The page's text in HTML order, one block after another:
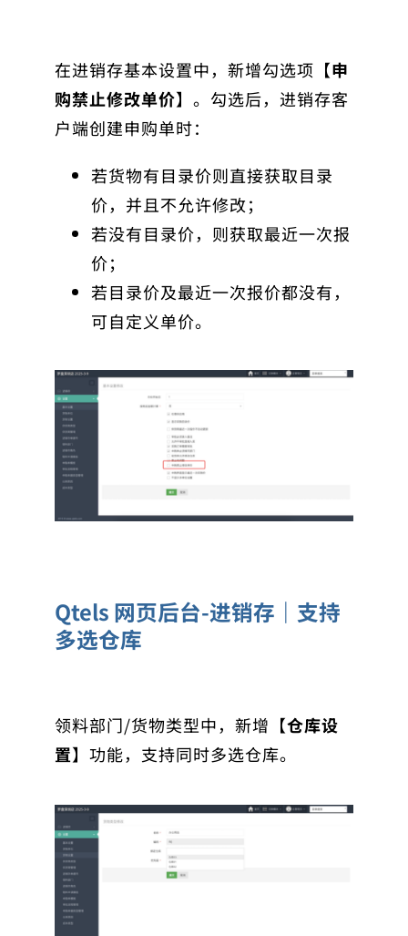
在进销存基本设置中，新增勾选项【申
购禁止修改单价】。勾选后，进销存客
户端创建申购单时：
若货物有目录价则直接获取目录
价，并且不允许修改；
若没有目录价，则获取最近一次报
价；
若目录价及最近一次报价都没有，
可自定义单价。
Qtels 网页后台-进销存｜支持
多选仓库
领料部门/货物类型中，新增【仓库设
置】功能，支持同时多选仓库。